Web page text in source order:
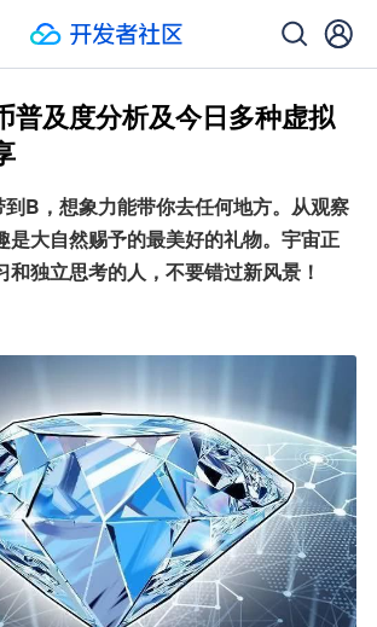
普及度分析及今日多种虚拟
B，想象力能带你去任何地方。从观察
是大自然赐予的最美好的礼物。宇宙正
和独立思考的人，不要错过新风景！